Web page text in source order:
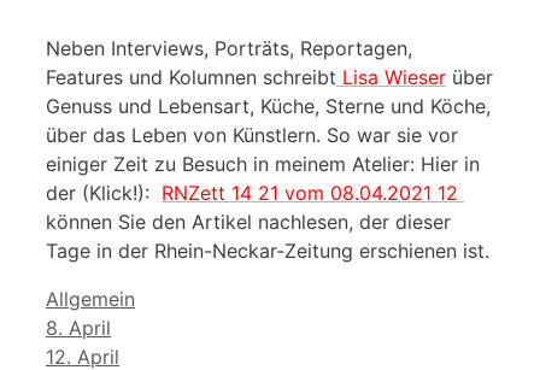
Neben Interviews, Porträts, Reportagen,
Features und Kolumnen schreibt Lisa Wieser über
Genuss und Lebensart, Küche, Sterne und Köche,
über das Leben von Künstlern. So war sie vor
einiger Zeit zu Besuch in meinem Atelier: Hier in
der (Klick!): RNZett 14 21 vom 08.04.2021 12
können Sie den Artikel nachlesen, der dieser
Tage in der Rhein-Neckar-Zeitung erschienen ist.
Kategorien
Allgemein
8. April
12. April